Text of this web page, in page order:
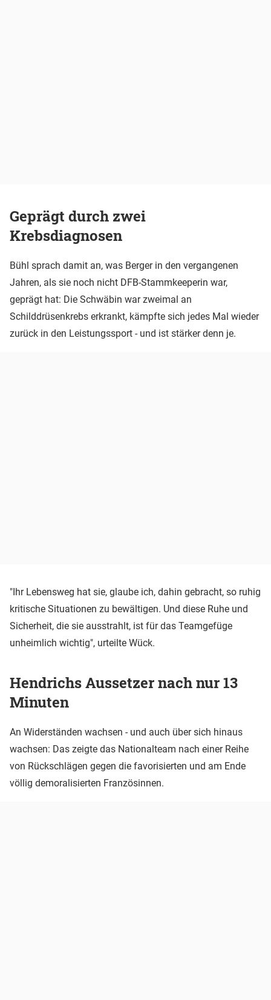
Geprägt durch zwei
Krebsdiagnosen
Bühl sprach damit an, was Berger in den vergangenen
Jahren, als sie noch nicht DFB-Stammkeeperin war,
geprägt hat: Die Schwäbin war zweimal an
Schilddrüsenkrebs erkrankt, kämpfte sich jedes Mal wieder
zurück in den Leistungssport - und ist stärker denn je.
"Ihr Lebensweg hat sie, glaube ich, dahin gebracht, so ruhig
kritische Situationen zu bewältigen. Und diese Ruhe und
Sicherheit, die sie ausstrahlt, ist für das Teamgefüge
unheimlich wichtig", urteilte Wück.
Hendrichs Aussetzer nach nur 13
Minuten
An Widerständen wachsen - und auch über sich hinaus
wachsen: Das zeigte das Nationalteam nach einer Reihe
von Rückschlägen gegen die favorisierten und am Ende
völlig demoralisierten Französinnen.